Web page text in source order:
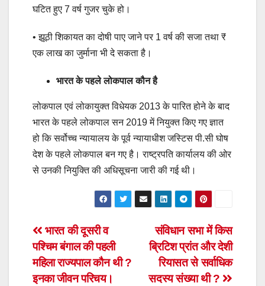
घटित हुए 7 वर्ष गुजर चुके हो।
• झूठी शिकायत का दोषी पाए जाने पर 1 वर्ष की सजा तथा ₹
एक लाख का जुर्माना भी दे सकता है।
भारत के पहले लोकपाल कौन है
लोकपाल एवं लोकायुक्त विधेयक 2013 के पारित होने के बाद
भारत के पहले लोकपाल सन 2019 में नियुक्त किए गए ज्ञात
हो कि सर्वोच्च न्यायालय के पूर्व न्यायाधीश जस्टिस पी.सी घोष
देश के पहले लोकपाल बन गए है। राष्ट्रपति कार्यालय की ओर
से उनकी नियुक्ति की अधिसूचना जारी की गई थी।
Post
navigation
संविधान सभा में किस
ब्रिटिश प्रांत और देशी
रियासत से सर्वाधिक
सदस्य संख्या थी ?
भारत की दूसरी व
पश्चिम बंगाल की पहली
महिला राज्यपाल कौन थी ?
इनका जीवन परिचय।